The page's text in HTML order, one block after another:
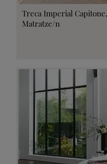
Treca Imperial
Matratze/n